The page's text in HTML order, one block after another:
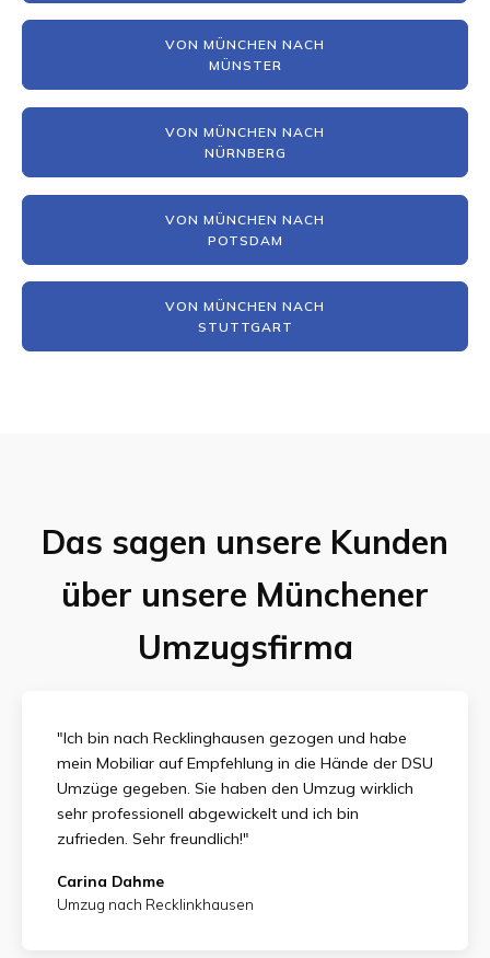
VON MÜNCHEN NACH
MÜNSTER
VON MÜNCHEN NACH
NÜRNBERG
VON MÜNCHEN NACH
POTSDAM
VON MÜNCHEN NACH
STUTTGART
Das sagen unsere Kunden
über unsere Münchener
Umzugsfirma
"Ich bin nach Recklinghausen gezogen und habe
mein Mobiliar auf Empfehlung in die Hände der DSU
Umzüge gegeben. Sie haben den Umzug wirklich
sehr professionell abgewickelt und ich bin
zufrieden. Sehr freundlich!"
Carina Dahme
Umzug nach Recklinkhausen